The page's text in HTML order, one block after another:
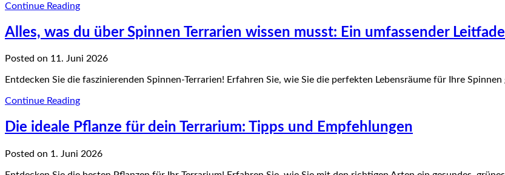
Continue Reading
Alles, was du über Spinnen Terrarien wissen musst: Ein umfassender
Posted on 11. Juni 2026
Entdecken Sie die faszinierenden Spinnen-Terrarien! Erfahren Sie, wie Sie die perfekten Lebensräume für Ihre
Continue Reading
Die ideale Pflanze für dein Terrarium: Tipps und Empfehlungen
Posted on 1. Juni 2026